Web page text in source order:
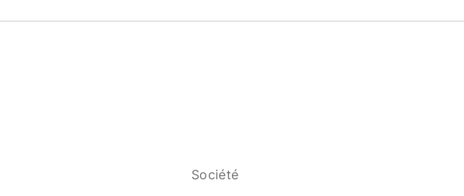
Société